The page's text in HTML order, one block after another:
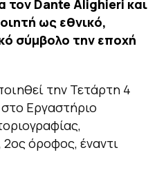
τον Dante Alighieri και
ως εθνικό,
σύμβολο την εποχή
την Τετάρτη 4
Εργαστήριο
όροφος, έναντι